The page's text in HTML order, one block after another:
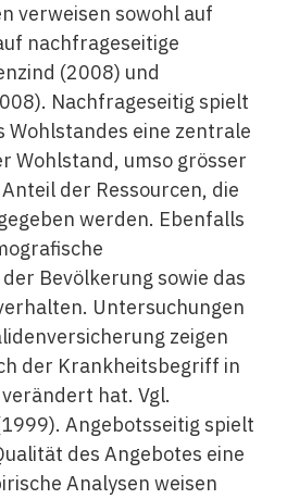
verweisen sowohl auf
nachfrageseitige
(2008) und
Nachfrageseitig spielt
Wohlstandes eine zentrale
Wohlstand, umso grösser
der Ressourcen, die
werden. Ebenfalls
Bevölkerung sowie das
Untersuchungen
zeigen
der Krankheitsbegriff in
hat. Vgl.
Angebotsseitig spielt
des Angebotes eine
Analysen weisen